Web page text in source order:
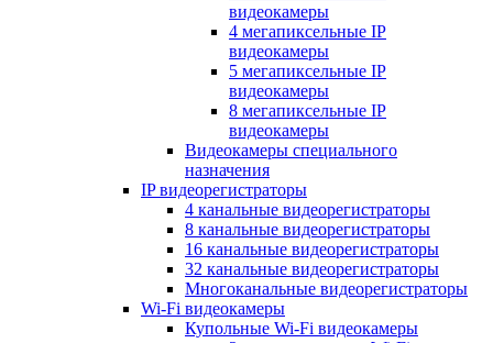
видеокамеры
4 мегапиксельные IP
видеокамеры
5 мегапиксельные IP
видеокамеры
8 мегапиксельные IP
видеокамеры
Видеокамеры специального
назначения
IP видеорегистраторы
4 канальные видеорегистраторы
8 канальные видеорегистраторы
16 канальные видеорегистраторы
32 канальные видеорегистраторы
Многоканальные видеорегистраторы
Wi-Fi видеокамеры
Купольные Wi-Fi видеокамеры